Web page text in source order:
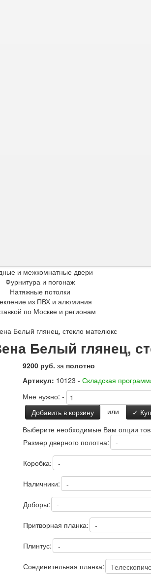
и межкомнатные двери
Фурнитура и погонаж
Натяжные потолки
из ПВХ и алюминия
по Москве и регионам
Белый глянец, стекло мателюкс
Белый глянец,
9200 руб. за полотно
Артикул: 10123 - Складская
Мне нужно: -
Добавить в корзину
или
✓
Выберите необходимые Вам опции
Размер дверного полотна:
Коробка:
Наличники:
Доборы:
Притворная планка:
Плинтус:
Соединительная планка: